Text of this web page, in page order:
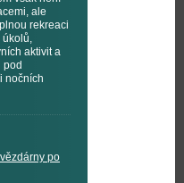
ale
rekreaci
úkolů,
aktivit a
pod
nočních
po